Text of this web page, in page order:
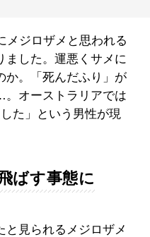
ジロザメと思われる
ました。運悪くサメに
か。「死んだふり」が
オーストラリアでは
た」という男性が現
ばす事態に
見られるメジロザメ